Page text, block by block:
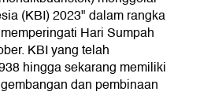
(KBI) 2023" dalam rangka
Hari Sumpah
KBI yang telah
hingga sekarang memiliki
dan pembinaan